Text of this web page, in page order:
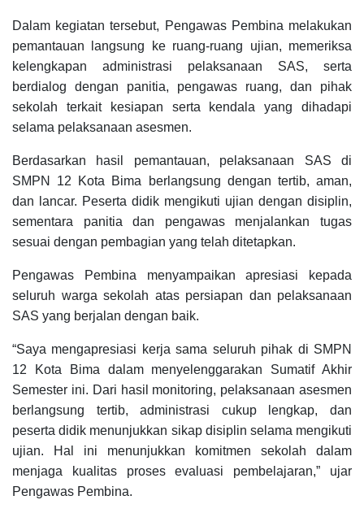
Dalam kegiatan tersebut, Pengawas Pembina melakukan
pemantauan langsung ke ruang-ruang ujian, memeriksa
kelengkapan administrasi pelaksanaan SAS, serta
berdialog dengan panitia, pengawas ruang, dan pihak
sekolah terkait kesiapan serta kendala yang dihadapi
selama pelaksanaan asesmen.
Berdasarkan hasil pemantauan, pelaksanaan SAS di
SMPN 12 Kota Bima berlangsung dengan tertib, aman,
dan lancar. Peserta didik mengikuti ujian dengan disiplin,
sementara panitia dan pengawas menjalankan tugas
sesuai dengan pembagian yang telah ditetapkan.
Pengawas Pembina menyampaikan apresiasi kepada
seluruh warga sekolah atas persiapan dan pelaksanaan
SAS yang berjalan dengan baik.
“Saya mengapresiasi kerja sama seluruh pihak di SMPN
12 Kota Bima dalam menyelenggarakan Sumatif Akhir
Semester ini. Dari hasil monitoring, pelaksanaan asesmen
berlangsung tertib, administrasi cukup lengkap, dan
peserta didik menunjukkan sikap disiplin selama mengikuti
ujian. Hal ini menunjukkan komitmen sekolah dalam
menjaga kualitas proses evaluasi pembelajaran,” ujar
Pengawas Pembina.